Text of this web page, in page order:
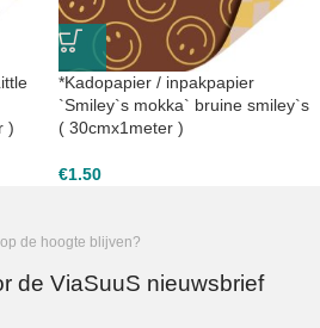
)
*Kadopapier / inpakpapier
`Smiley`s mokka` bruine smiley`s
( 30cmx1meter )
€1.50
de hoogte blijven?
de ViaSuuS nieuwsbrief